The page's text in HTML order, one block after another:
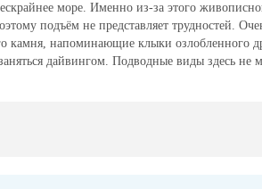
море. Именно из-за этого
подъём не представляет трудностей.
камня, напоминающие клыки озлобленного
дайвингом. Подводные виды здесь не